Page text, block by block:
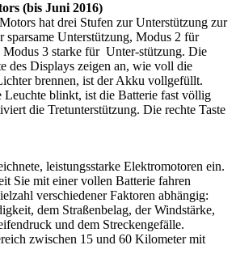
(bis Juni 2016)
hat drei Stufen zur Unterstützung zur
Unterstützung, Modus 2 für
Modus 3 starke für Unter-stützung. Die
des Displays zeigen an, wie voll die
brennen, ist der Akku vollgefüllt.
Leuchte blinkt, ist die Batterie fast völlig
die Tretunterstützung. Die rechte Taste
leistungsstarke Elektromotoren ein.
Sie mit einer vollen Batterie fahren
verschiedener Faktoren abhängig:
dem Straßenbelag, der Windstärke,
und dem Streckengefälle.
zwischen 15 und 60 Kilometer mit